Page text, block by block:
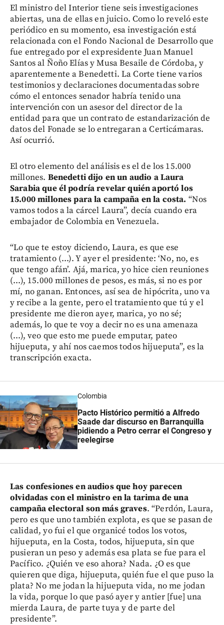
El ministro del Interior tiene seis investigaciones
abiertas, una de ellas en juicio. Como lo reveló este
periódico en su momento, esa investigación está
relacionada con el Fondo Nacional de Desarrollo que
fue entregado por el expresidente Juan Manuel
Santos al Ñoño Elías y Musa Besaile de Córdoba, y
aparentemente a Benedetti. La Corte tiene varios
testimonios y declaraciones documentadas sobre
cómo el entonces senador habría tenido una
intervención con un asesor del director de la
entidad para que un contrato de estandarización de
datos del Fonade se lo entregaran a Certicámaras.
Así ocurrió.
El otro elemento del análisis es el de los 15.000
millones. Benedetti dijo en un audio a Laura
Sarabia que él podría revelar quién aportó los
15.000 millones para la campaña en la costa. “Nos
vamos todos a la cárcel Laura”, decía cuando era
embajador de Colombia en Venezuela.
“Lo que te estoy diciendo, Laura, es que ese
tratamiento (...). Y ayer el presidente: ‘No, no, es
que tengo afán’. Ajá, marica, yo hice cien reuniones
(...), 15.000 millones de pesos, es más, si no es por
mí, no ganan. Entonces, así sea de hipócrita, uno va
y recibe a la gente, pero el tratamiento que tú y el
presidente me dieron ayer, marica, yo no sé;
además, lo que te voy a decir no es una amenaza
(...), veo que esto me puede emputar, pateo
hijueputa, y ahí nos caemos todos hijueputa”, es la
transcripción exacta.
Colombia
Pacto Histórico permitió a Alfredo
Saade dar discurso en Barranquilla
pidiendo a Petro cerrar el Congreso y
reelegirse
Las confesiones en audios que hoy parecen
olvidadas con el ministro en la tarima de una
campaña electoral son más graves. “Perdón, Laura,
pero es que uno también explota, es que se pasan de
calidad, yo fui el que organicé todos los votos,
hijueputa, en la Costa, todos, hijueputa, sin que
pusieran un peso y además esa plata se fue para el
Pacífico. ¿Quién ve eso ahora? Nada. ¿O es que
quieren que diga, hijueputa, quién fue el que puso la
plata? No me jodan la hijueputa vida, no me jodan
la vida, porque lo que pasó ayer y antier [fue] una
mierda Laura, de parte tuya y de parte del
presidente”.